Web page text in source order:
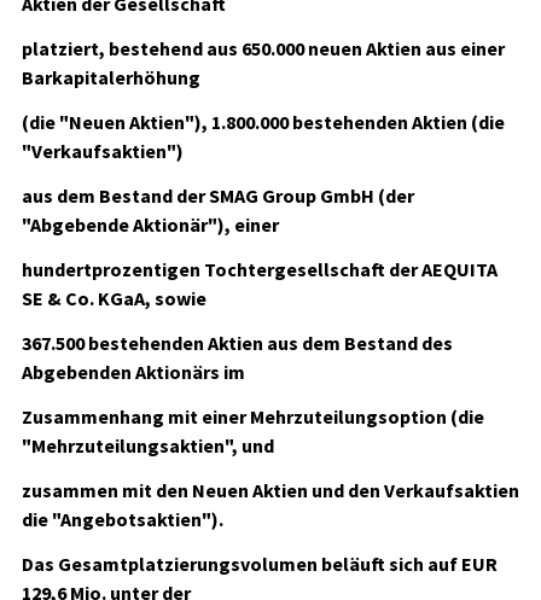
platziert, bestehend aus 650.000 neuen Aktien aus einer
Barkapitalerhöhung
(die "Neuen Aktien"), 1.800.000 bestehenden Aktien (die
"Verkaufsaktien")
aus dem Bestand der SMAG Group GmbH (der
"Abgebende Aktionär"), einer
hundertprozentigen Tochtergesellschaft der AEQUITA
SE & Co. KGaA, sowie
367.500 bestehenden Aktien aus dem Bestand des
Abgebenden Aktionärs im
Zusammenhang mit einer Mehrzuteilungsoption (die
"Mehrzuteilungsaktien", und
zusammen mit den Neuen Aktien und den Verkaufsaktien
die "Angebotsaktien").
Das Gesamtplatzierungsvolumen beläuft sich auf EUR
129,6 Mio. unter der